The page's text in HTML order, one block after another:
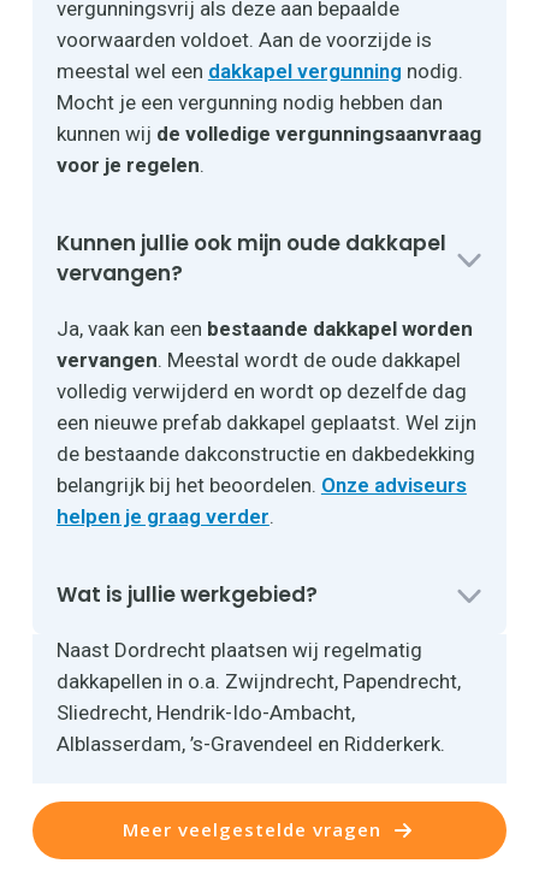
vergunningsvrij als deze aan bepaalde
voorwaarden voldoet. Aan de voorzijde is
meestal wel een dakkapel vergunning nodig.
Mocht je een vergunning nodig hebben dan
kunnen wij de volledige vergunningsaanvraag
voor je regelen.
Kunnen jullie ook mijn oude dakkapel
vervangen?
Ja, vaak kan een bestaande dakkapel worden
vervangen. Meestal wordt de oude dakkapel
volledig verwijderd en wordt op dezelfde dag
een nieuwe prefab dakkapel geplaatst. Wel zijn
de bestaande dakconstructie en dakbedekking
belangrijk bij het beoordelen. Onze adviseurs
helpen je graag verder.
Wat is jullie werkgebied?
Naast Dordrecht plaatsen wij regelmatig
dakkapellen in o.a. Zwijndrecht, Papendrecht,
Sliedrecht, Hendrik-Ido-Ambacht,
Alblasserdam, ’s-Gravendeel en Ridderkerk.
Meer veelgestelde vragen